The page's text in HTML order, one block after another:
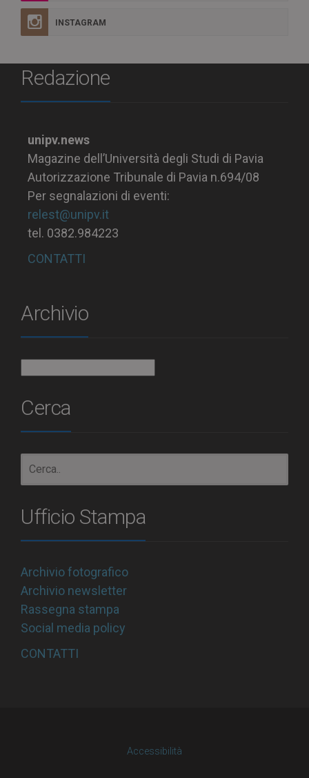
INSTAGRAM
Redazione
unipv.news
Magazine dell’Università degli Studi di Pavia
Autorizzazione Tribunale di Pavia n.694/08
Per segnalazioni di eventi:
relest@unipv.it
tel. 0382.984223
CONTATTI
Archivio
Cerca
Ufficio Stampa
Archivio fotografico
Archivio newsletter
Rassegna stampa
Social media policy
CONTATTI
Accessibilità